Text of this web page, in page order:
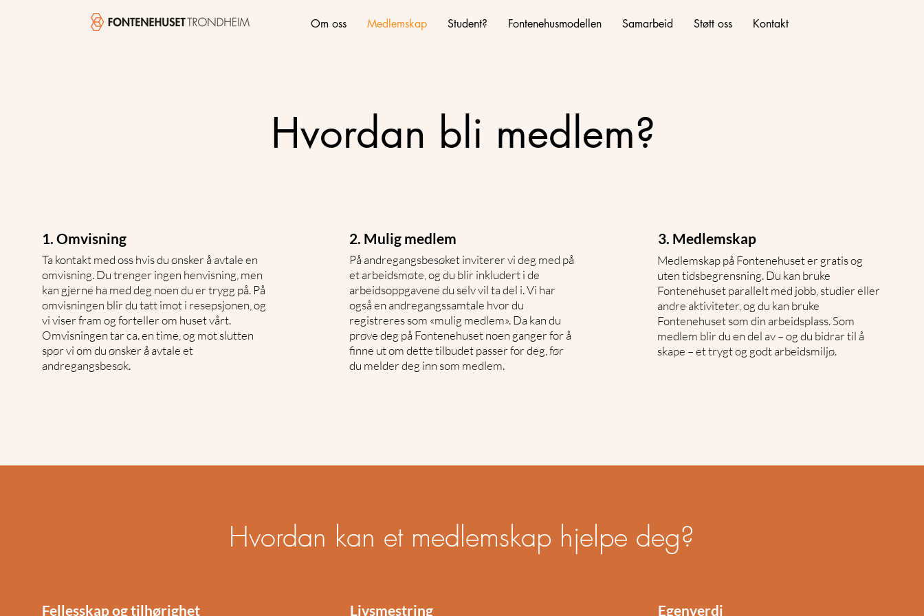
Om oss Medlemskap Student? Fontenehusmodellen Samarbeid Støtt oss Kontakt
Hvordan bli medlem?
1. Omvisning
Ta kontakt med oss hvis du ønsker å avtale en
omvisning. Du trenger ingen henvisning, men
kan gjerne ha med deg noen du er trygg på. På
omvisningen blir du tatt imot i resepsjonen, og
vi viser fram og forteller om huset vårt.
Omvisningen tar ca. en time, og mot slutten
spør vi om du ønsker å avtale et
andregangsbesøk.
2. Mulig medlem
På andregangsbesøket inviterer vi deg med på
et arbeidsmøte, og du blir inkludert i de
arbeidsoppgavene du selv vil ta del i. Vi har
også en andregangssamtale hvor du
registreres som «mulig medlem». Da kan du
prøve deg på Fontenehuset noen ganger for å
finne ut om dette tilbudet passer for deg, før
du melder deg inn som medlem.
3. Medlemskap
Medlemskap på Fontenehuset er gratis og
uten tidsbegrensning. Du kan bruke
Fontenehuset parallelt med jobb, studier eller
andre aktiviteter, og du kan bruke
Fontenehuset som din arbeidsplass. Som
medlem blir du en del av – og du bidrar til å
skape – et trygt og godt arbeidsmiljø.
Hvordan kan et medlemskap hjelpe deg?
Fellesskap og tilhørighet Livsmestring Egenverdi